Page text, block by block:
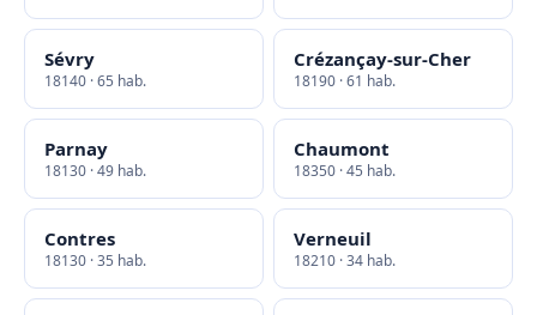
Sévry
18140 · 65 hab.
Crézançay-sur-Cher
18190 · 61 hab.
Parnay
18130 · 49 hab.
Chaumont
18350 · 45 hab.
Contres
18130 · 35 hab.
Verneuil
18210 · 34 hab.